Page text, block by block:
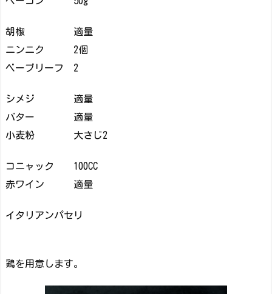
胡椒 適量
ニンニク 2個
ベーブリーフ 2
シメジ 適量
バター 適量
小麦粉 大さじ2
コニャック 100CC
赤ワイン 適量
イタリアンパセリ
鶏を用意します。